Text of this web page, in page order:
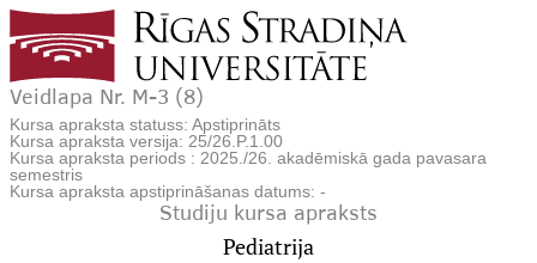
Veidlapa Nr. M-3 (8)
Kursa apraksta statuss: Apstiprināts
Kursa apraksta versija: 25/26.P.1.00
Kursa apraksta periods : 2025./26. akadēmiskā gada pavasara
semestris
Kursa apraksta apstiprināšanas datums: -
Studiju kursa apraksts
Pediatrija